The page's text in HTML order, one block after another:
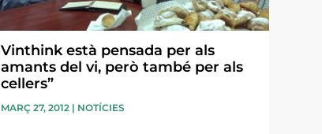
Vinthink està pensada per als
amants del vi, però també per als
cellers”
MARÇ 27, 2012| NOTÍCIES